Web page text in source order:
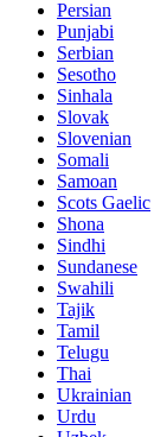
Persian
Punjabi
Serbian
Sesotho
Sinhala
Slovak
Slovenian
Somali
Samoan
Scots Gaelic
Shona
Sindhi
Sundanese
Swahili
Tajik
Tamil
Telugu
Thai
Ukrainian
Urdu